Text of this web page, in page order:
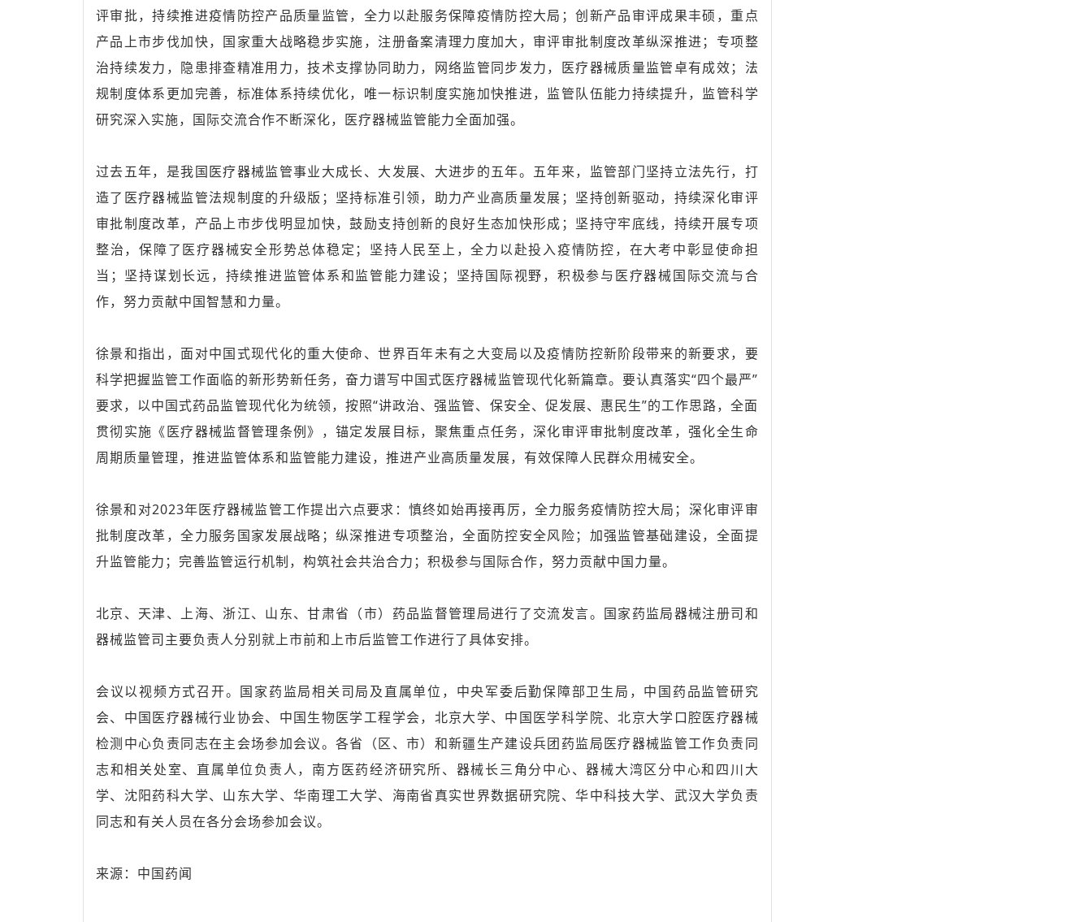
评审批，持续推进疫情防控产品质量监管，全力以赴服务保障疫情防控大局；创新产品审评成果丰硕，重点
产品上市步伐加快，国家重大战略稳步实施，注册备案清理力度加大，审评审批制度改革纵深推进；专项整
治持续发力，隐患排查精准用力，技术支撑协同助力，网络监管同步发力，医疗器械质量监管卓有成效；法
规制度体系更加完善，标准体系持续优化，唯一标识制度实施加快推进，监管队伍能力持续提升，监管科学
研究深入实施，国际交流合作不断深化，医疗器械监管能力全面加强。
过去五年，是我国医疗器械监管事业大成长、大发展、大进步的五年。五年来，监管部门坚持立法先行，打
造了医疗器械监管法规制度的升级版；坚持标准引领，助力产业高质量发展；坚持创新驱动，持续深化审评
审批制度改革，产品上市步伐明显加快，鼓励支持创新的良好生态加快形成；坚持守牢底线，持续开展专项
整治，保障了医疗器械安全形势总体稳定；坚持人民至上，全力以赴投入疫情防控，在大考中彰显使命担
当；坚持谋划长远，持续推进监管体系和监管能力建设；坚持国际视野，积极参与医疗器械国际交流与合
作，努力贡献中国智慧和力量。
徐景和指出，面对中国式现代化的重大使命、世界百年未有之大变局以及疫情防控新阶段带来的新要求，要
科学把握监管工作面临的新形势新任务，奋力谱写中国式医疗器械监管现代化新篇章。要认真落实“四个最严”
要求，以中国式药品监管现代化为统领，按照“讲政治、强监管、保安全、促发展、惠民生”的工作思路，全面
贯彻实施《医疗器械监督管理条例》，锚定发展目标，聚焦重点任务，深化审评审批制度改革，强化全生命
周期质量管理，推进监管体系和监管能力建设，推进产业高质量发展，有效保障人民群众用械安全。
徐景和对2023年医疗器械监管工作提出六点要求：慎终如始再接再厉，全力服务疫情防控大局；深化审评审
批制度改革，全力服务国家发展战略；纵深推进专项整治，全面防控安全风险；加强监管基础建设，全面提
升监管能力；完善监管运行机制，构筑社会共治合力；积极参与国际合作，努力贡献中国力量。
北京、天津、上海、浙江、山东、甘肃省（市）药品监督管理局进行了交流发言。国家药监局器械注册司和
器械监管司主要负责人分别就上市前和上市后监管工作进行了具体安排。
会议以视频方式召开。国家药监局相关司局及直属单位，中央军委后勤保障部卫生局，中国药品监管研究
会、中国医疗器械行业协会、中国生物医学工程学会，北京大学、中国医学科学院、北京大学口腔医疗器械
检测中心负责同志在主会场参加会议。各省（区、市）和新疆生产建设兵团药监局医疗器械监管工作负责同
志和相关处室、直属单位负责人，南方医药经济研究所、器械长三角分中心、器械大湾区分中心和四川大
学、沈阳药科大学、山东大学、华南理工大学、海南省真实世界数据研究院、华中科技大学、武汉大学负责
同志和有关人员在各分会场参加会议。
来源：中国药闻